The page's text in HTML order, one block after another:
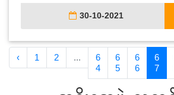
30-10-2021
‹ 1 2 ...
6
4
6
5
6
6
6
7